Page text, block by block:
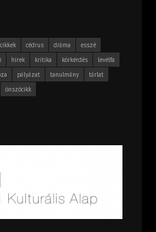
cikkek cédrus dráma
esszé
hírek kritika körkérdés
levélfa
pályázat tanulmány
tárlat
önszócikk